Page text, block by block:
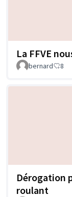
La FFVE
bernard 8
Dérogation
roulant